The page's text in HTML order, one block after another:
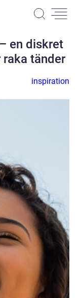
en diskret
tänder
inspiration